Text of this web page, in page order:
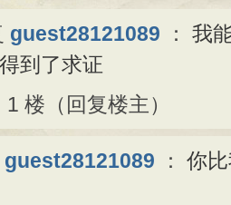
guest28121089 ： 我
到了求证
1 楼（回复楼主）
guest28121089 ： 你